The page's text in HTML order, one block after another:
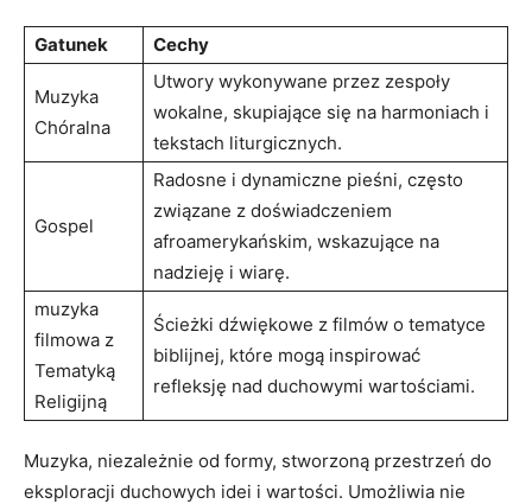
Gatunek Cechy
Muzyka
Chóralna
Utwory wykonywane przez zespoły
wokalne, skupiające się na harmoniach i
tekstach liturgicznych.
Gospel
Radosne i dynamiczne pieśni, często
związane z doświadczeniem
afroamerykańskim, wskazujące na
nadzieję i wiarę.
muzyka
filmowa z
Tematyką
Religijną
Ścieżki dźwiękowe z filmów o tematyce
biblijnej, które mogą inspirować
refleksję nad duchowymi wartościami.
Muzyka, niezależnie od formy, stworzoną przestrzeń do
eksploracji duchowych idei i wartości. Umożliwia nie